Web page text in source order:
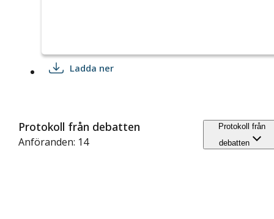
Ladda ner
Protokoll från debatten
Anföranden: 14
Protokoll från
debatten